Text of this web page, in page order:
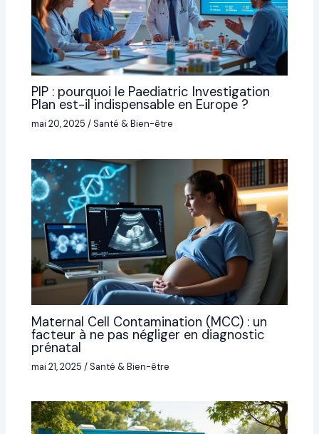
PIP : pourquoi le Paediatric Investigation
Plan est-il indispensable en Europe ?
mai 20, 2025/Santé & Bien-être
Maternal Cell Contamination (MCC) : un
facteur à ne pas négliger en diagnostic
prénatal
mai 21, 2025/Santé & Bien-être